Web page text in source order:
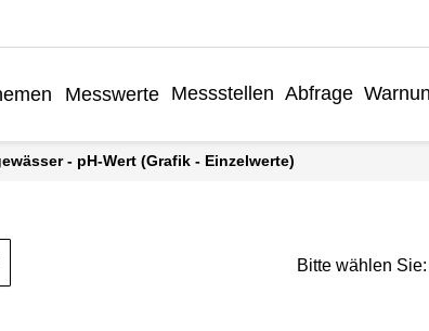
Messwerte Messstellen Abfrage
- pH-Wert (Grafik - Einzelwerte)
Bitte wählen Sie: